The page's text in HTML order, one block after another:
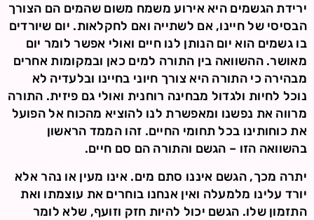
ירידת הגשמים היא אירוע משמח משום שהמים הם הצורך
הבסיסי של חיינו, אם לשתייה ואם לחקלאות. יום שיורדים
בו גשמים הוא יום הנותן לנו חיים ואולי אפשר לומר יום
מאושר. ההשוואה בין התורה למים כאן ובמקומות אחרים
מבהירה כי התורה היא צורך חיוני בחיינו ובלעדיה לא
נוכל לחיות ולגדול מבחינה רוחנית ואולי גם פיזית. התורה
מרווה את נפשנו ומאפשרת לנו להוציא מהכוח אל הפועל
את כוחותינו בכל תחומי החיים. זהו הממד הראשון
בהשוואה הזו – הגשם והתורה הם סם חיים.
יתרה מכך, הגשם איננו סתם מים. אינו מעין או נהר אלא
יורד עלינו מלמעלה ואין אנחנו בוחרים את עוצמתו ואת
התזמון שלו. הגשם יכול להיות חזק וזועף, שלא לומר